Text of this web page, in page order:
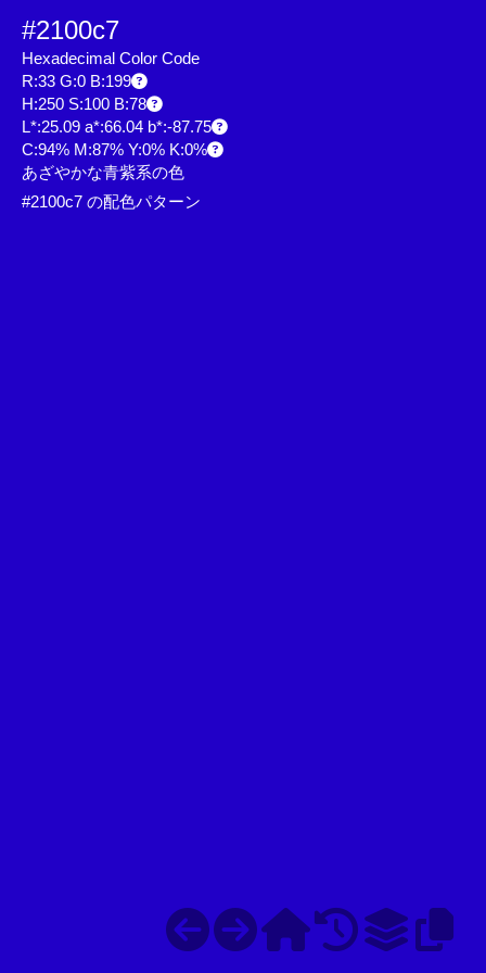
#2100c7
Hexadecimal Color Code
R:33 G:0 B:199
H:250 S:100 B:78
L*:25.09 a*:66.04 b*:-87.75
C:94% M:87% Y:0% K:0%
あざやかな青紫系の色
#2100c7 の配色パターン